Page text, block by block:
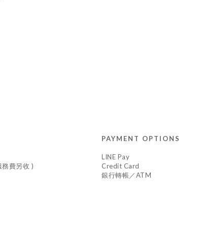
費另收 )
PAYMENT OPTIONS
LINE Pay
Credit Card
銀行轉帳／ATM